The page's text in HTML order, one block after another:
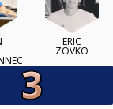
ERIC
ZOVKO